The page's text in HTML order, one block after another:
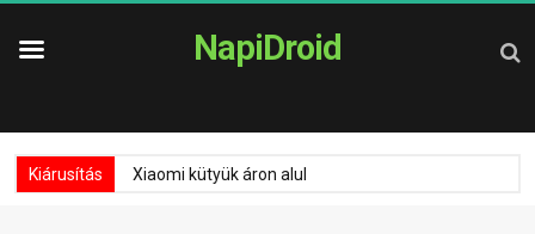
NapiDroid
Kiárusítás Xiaomi kütyük áron alul